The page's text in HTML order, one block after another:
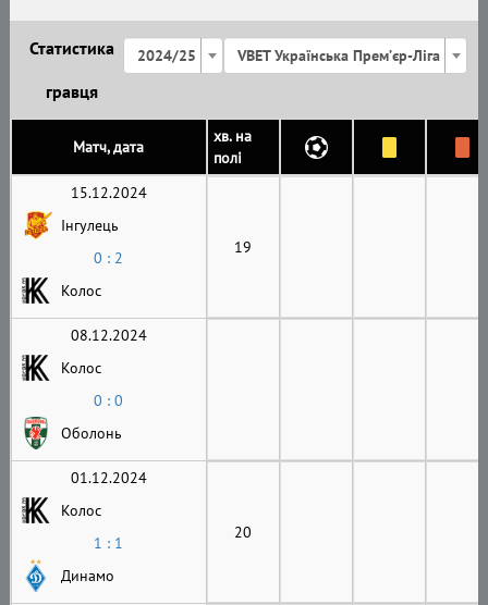
Статистика
гравця
2024/25 VBET Українська Премʼєр-Ліга
Матч, дата
хв. на
полі
15.12.2024
Інгулець
0 : 2
Колос
19
08.12.2024
Колос
0 : 0
Оболонь
01.12.2024
Колос
1 : 1
Динамо
20